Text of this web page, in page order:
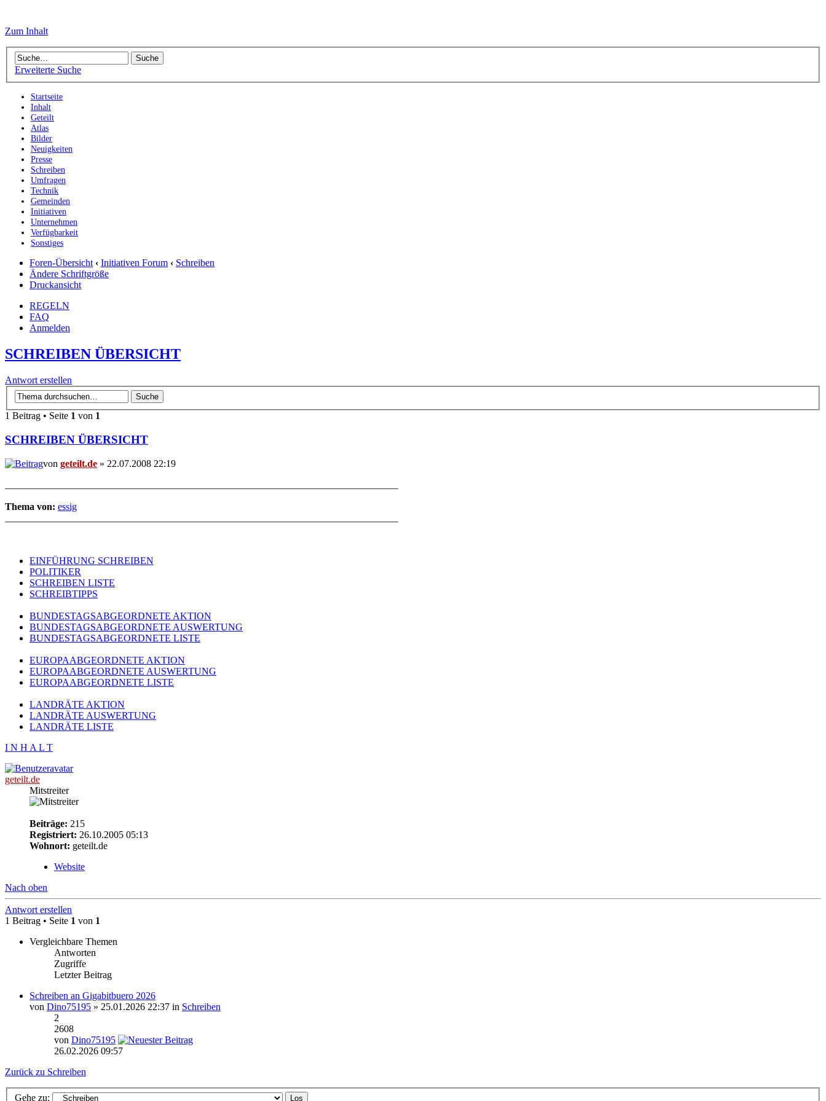
Zum Inhalt
Erweiterte Suche
Startseite
Inhalt
Geteilt
Atlas
Bilder
Neuigkeiten
Presse
Schreiben
Umfragen
Technik
Gemeinden
Initiativen
Unternehmen
Verfügbarkeit
Sonstiges
Foren-Übersicht ‹ Initiativen Forum ‹ Schreiben
Ändere Schriftgröße
Druckansicht
REGELN
FAQ
Anmelden
SCHREIBEN ÜBERSICHT
Antwort erstellen
1 Beitrag • Seite 1 von 1
SCHREIBEN ÜBERSICHT
von geteilt.de » 22.07.2008 22:19
Thema von: essig
EINFÜHRUNG SCHREIBEN
POLITIKER
SCHREIBEN LISTE
SCHREIBTIPPS
BUNDESTAGSABGEORDNETE AKTION
BUNDESTAGSABGEORDNETE AUSWERTUNG
BUNDESTAGSABGEORDNETE LISTE
EUROPAABGEORDNETE AKTION
EUROPAABGEORDNETE AUSWERTUNG
EUROPAABGEORDNETE LISTE
LANDRÄTE AKTION
LANDRÄTE AUSWERTUNG
LANDRÄTE LISTE
I N H A L T
geteilt.de
Mitstreiter
Beiträge: 215
Registriert: 26.10.2005 05:13
Wohnort: geteilt.de
Website
Nach oben
Antwort erstellen
1 Beitrag • Seite 1 von 1
Vergleichbare Themen
Antworten
Zugriffe
Letzter Beitrag
Schreiben an Gigabitbuero 2026
von Dino75195 » 25.01.2026 22:37 in Schreiben
2
2608
von Dino75195
26.02.2026 09:57
Zurück zu Schreiben
Gehe zu: